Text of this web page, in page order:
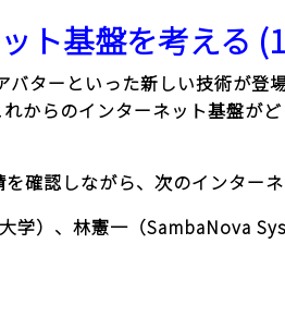
ト基盤を考える
ターといった新しい技術が登
からのインターネット基盤が
確認しながら、次のインター
学）、林憲一（SambaNova